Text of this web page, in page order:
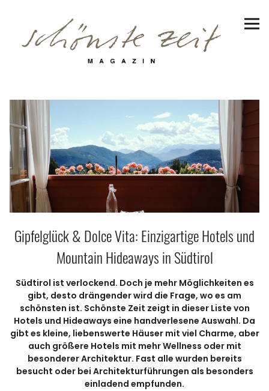
Reiseziele
Genuss
Lifestyle
Erlebnisse
FacebookInstagram
PinterestBlueskyThreads
Info
Gipfelglück & Dolce Vita: Einzigartige Hotels und
Mountain Hideaways in Südtirol
Südtirol ist verlockend. Doch je mehr Möglichkeiten es
gibt, desto drängender wird die Frage, wo es am
schönsten ist. Schönste Zeit zeigt in dieser Liste von
Hotels und Hideaways eine handverlesene Auswahl. Da
gibt es kleine, liebenswerte Häuser mit viel Charme, aber
auch größere Hotels mit mehr Wellness oder mit
besonderer Architektur. Fast alle wurden bereits
besucht oder bei Architekturführungen als besonders
einladend empfunden.